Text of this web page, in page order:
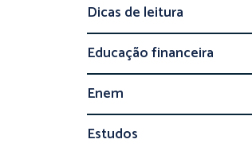
Dicas de leitura
Educação financeira
Enem
Estudos